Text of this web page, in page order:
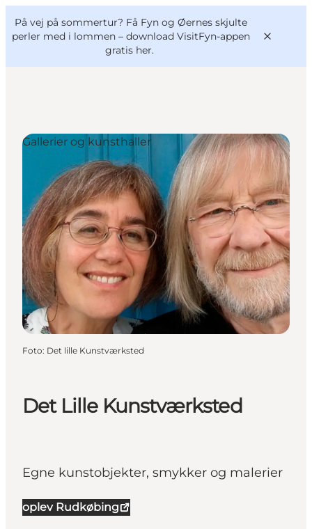
På vej på sommertur? Få Fyn og Øernes skjulte
perler med i lommen – download VisitFyn-appen
gratis her.
Oplevelser
Outdoor
Mad og drikke
Overnatning
Book lokale oplevelser
VisitFyn
Deutsch
Det Lille Kunstværksted
Egne kunstobjekter, smykker og malerier
oplev Rudkøbing
Gallerier og kunsthaller
Foto: Det lille Kunstværksted